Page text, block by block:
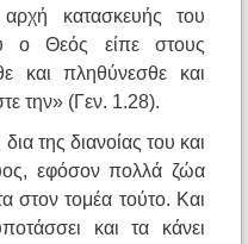
κατασκευής του
ο Θεός είπε στους
και πληθύνεσθε και
την» (Γεν. 1.28).
της διανοίας του και
εφόσον πολλά ζώα
στον τομέα τούτο. Και
και τα κάνει